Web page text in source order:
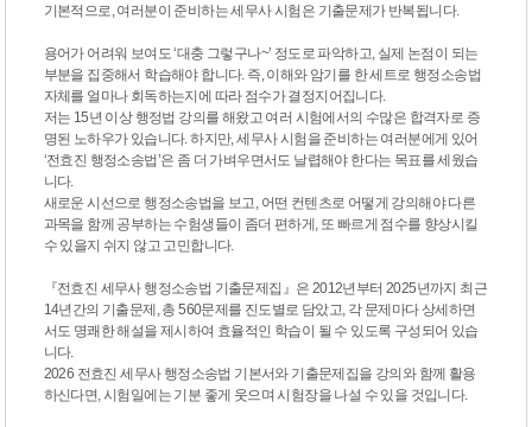
기본적으로, 여러분이 준비하는 세무사 시험은 기출문제가 반복됩니다.
용어가 어려워 보여도 ‘대충 그렇구나~’ 정도로 파악하고, 실제 논점이 되는
부분을 집중해서 학습해야 합니다. 즉, 이해와 암기를 한 세트로 행정소송법
자체를 얼마나 회독하는지에 따라 점수가 결정지어집니다.
저는 15년 이상 행정법 강의를 해왔고 여러 시험에서의 수많은 합격자로 증
명된 노하우가 있습니다. 하지만, 세무사 시험을 준비하는 여러분에게 있어
‘전효진 행정소송법’은 좀 더 가벼우면서도 날렵해야 한다는 목표를 세웠습
니다.
새로운 시선으로 행정소송법을 보고, 어떤 컨텐츠로 어떻게 강의해야 다른
과목을 함께 공부하는 수험생들이 좀더 편하게, 또 빠르게 점수를 향상시킬
수 있을지 쉬지 않고 고민합니다.
『전효진 세무사 행정소송법 기출문제집』은 2012년부터 2025년까지 최근
14년간의 기출문제, 총 560문제를 진도별로 담았고, 각 문제마다 상세하면
서도 명쾌한 해설을 제시하여 효율적인 학습이 될 수 있도록 구성되어 있습
니다.
2026 전효진 세무사 행정소송법 기본서와 기출문제집을 강의와 함께 활용
하신다면, 시험일에는 기분 좋게 웃으며 시험장을 나설 수 있을 것입니다.